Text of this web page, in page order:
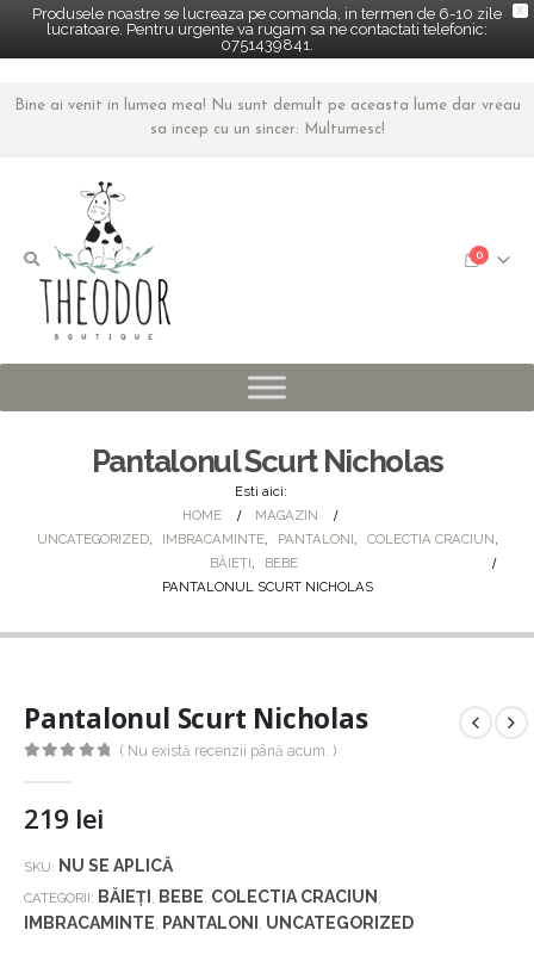
X
Produsele noastre se lucreaza pe comanda, in termen de 6-10 zile
lucratoare. Pentru urgente va rugam sa ne contactati telefonic:
0751439841.
Bine ai venit in lumea mea! Nu sunt demult pe aceasta lume dar vreau
sa incep cu un sincer: Multumesc!
0
Pantalonul Scurt Nicholas
Esti aici:
HOME
MAGAZIN
UNCATEGORIZED, IMBRACAMINTE, PANTALONI, COLECTIA CRACIUN,
BĂIEȚI,
BEBE
PANTALONUL SCURT NICHOLAS
Pantalonul Scurt Nicholas
( Nu există recenzii până acum. )
219 lei
SKU: NU SE APLICĂ
CATEGORII: BĂIEȚI , BEBE, COLECTIA CRACIUN ,
IMBRACAMINTE, PANTALONI , UNCATEGORIZED